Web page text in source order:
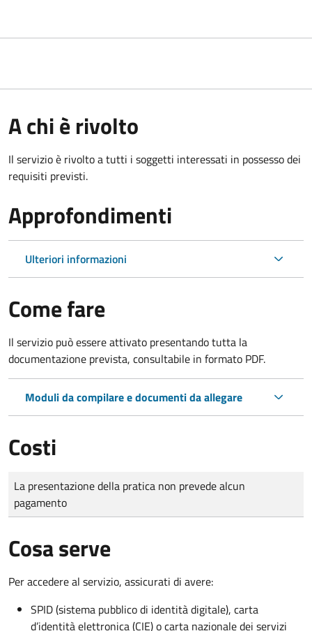
A chi è rivolto
Il servizio è rivolto a tutti i soggetti interessati in possesso dei
requisiti previsti.
Approfondimenti
Ulteriori informazioni
Come fare
Il servizio può essere attivato presentando tutta la
documentazione prevista, consultabile in formato PDF.
Moduli da compilare e documenti da allegare
Costi
Tipo di pagamento
Importo
La presentazione della pratica non prevede alcun
pagamento
Cosa serve
Per accedere al servizio, assicurati di avere:
SPID (sistema pubblico di identità digitale), carta
d’identità elettronica (CIE) o carta nazionale dei servizi